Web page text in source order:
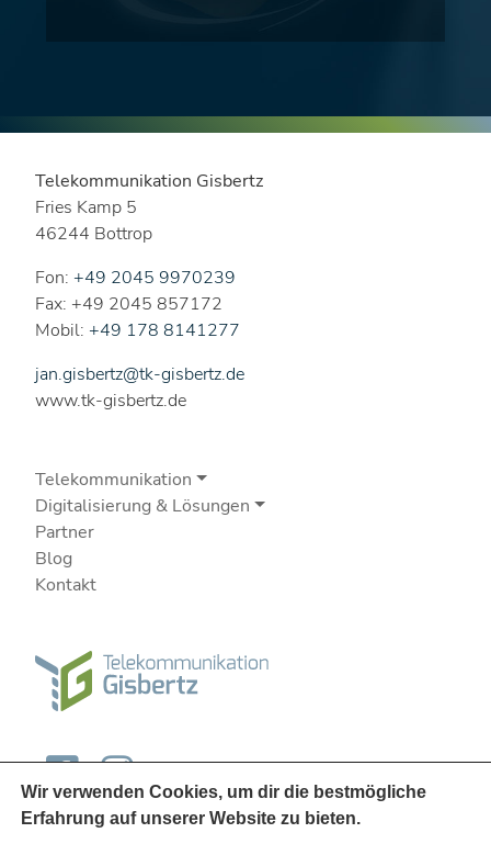
Telekommunikation Gisbertz
Fries Kamp 5
46244 Bottrop
Fon: +49 2045 9970239
Fax: +49 2045 857172
Mobil: +49 178 8141277
jan.gisbertz@tk-gisbertz.de
www.tk-gisbertz.de
Telekommunikation
Digitalisierung & Lösungen
Partner
Blog
Kontakt
Wir verwenden Cookies, um dir die bestmögliche
Erfahrung auf unserer Website zu bieten.